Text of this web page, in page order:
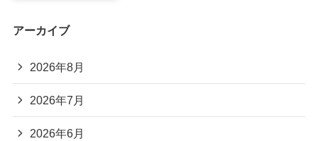
アーカイブ
2026年8月
2026年7月
2026年6月